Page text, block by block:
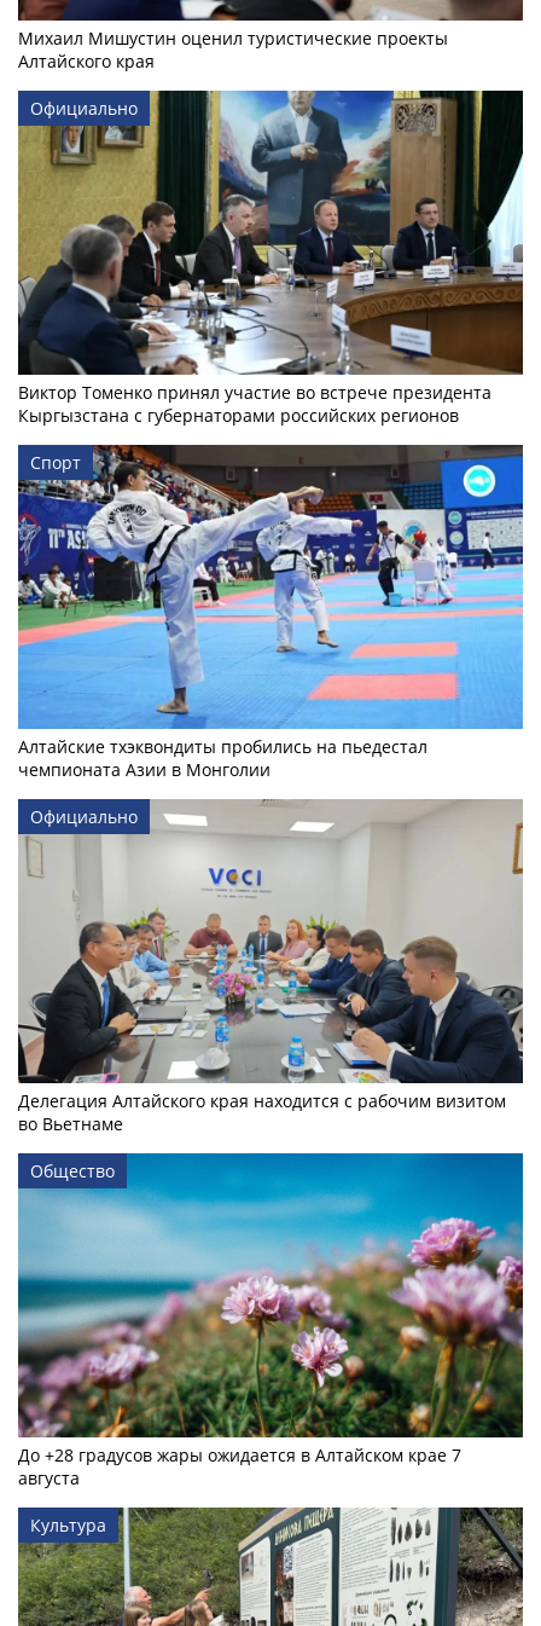
Михаил Мишустин оценил туристические проекты
Алтайского края
Официально
Виктор Томенко принял участие во встрече президента
Кыргызстана с губернаторами российских регионов
Спорт
Алтайские тхэквондиты пробились на пьедестал
чемпионата Азии в Монголии
Официально
Делегация Алтайского края находится с рабочим визитом
во Вьетнаме
Общество
До +28 градусов жары ожидается в Алтайском крае 7
августа
Культура